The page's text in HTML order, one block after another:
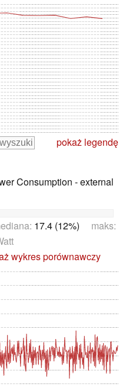
pokaż legendę
Consumption - external
17.4 (12%) maks:
wykres porównawczy